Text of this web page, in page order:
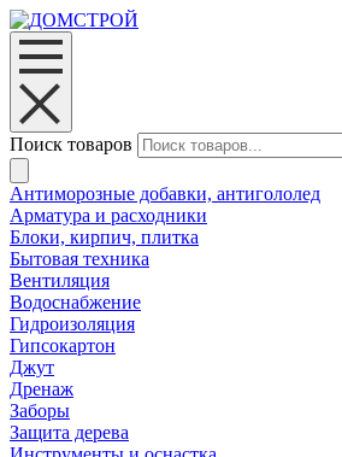
Поиск товаров
Антиморозные добавки, антигололед
Арматура и расходники
Блоки, кирпич, плитка
Бытовая техника
Вентиляция
Водоснабжение
Гидроизоляция
Гипсокартон
Джут
Дренаж
Заборы
Защита дерева